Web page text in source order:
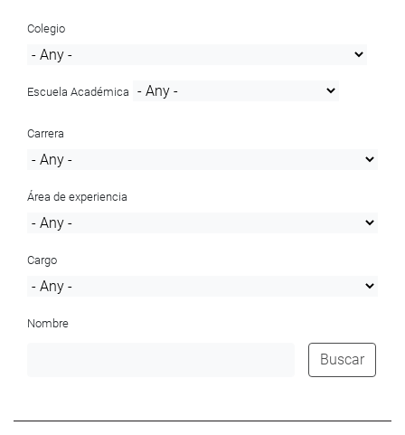
Colegio
Escuela Académica
Carrera
Área de experiencia
Cargo
Nombre
Buscar